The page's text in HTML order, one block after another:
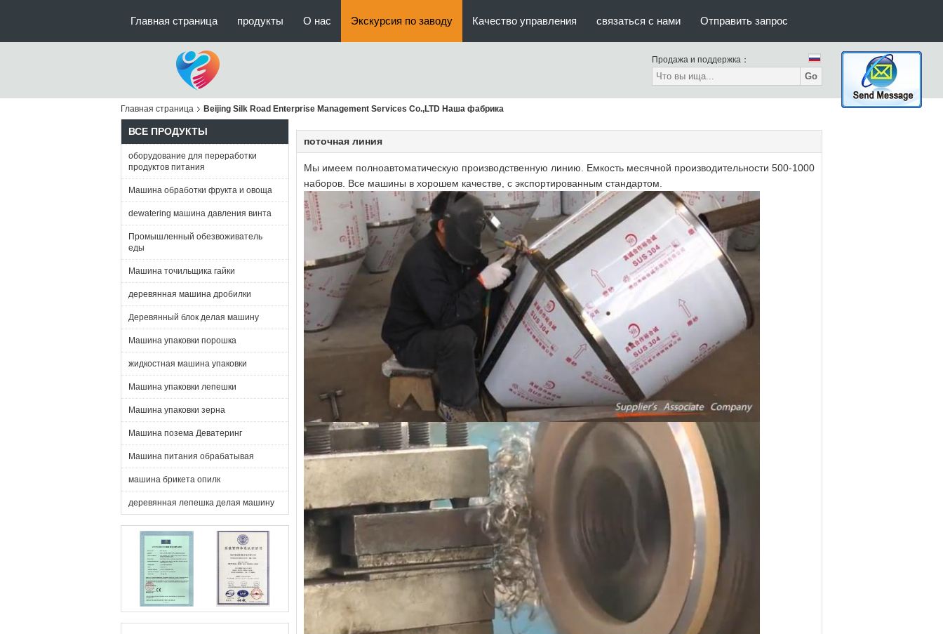
Главная страница продукты О нас Экскурсия по заводу Качество управления связаться с нами Отправить запрос
Продажа и поддержка：
Go
Главная страница Beijing Silk Road Enterprise Management Services Co.,LTD Наша фабрика
ВСЕ ПРОДУКТЫ
оборудование для переработки
продуктов питания
Машина обработки фрукта и овоща
dewatering машина давления винта
Промышленный обезвоживатель
еды
Машина точильщика гайки
деревянная машина дробилки
Деревянный блок делая машину
Машина упаковки порошка
жидкостная машина упаковки
Машина упаковки лепешки
Машина упаковки зерна
Машина позема Деватеринг
Машина питания обрабатывая
машина брикета опилк
деревянная лепешка делая машину
поточная линия
Мы имеем полноавтоматическую производственную линию. Емкость месячной производительности 500-1000
наборов. Все машины в хорошем качестве, с экспортированным стандартом.